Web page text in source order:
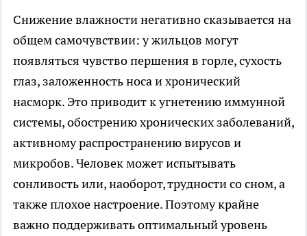
Снижение влажности негативно сказывается на
общем самочувствии: у жильцов могут
появляться чувство першения в горле, сухость
глаз, заложенность носа и хронический
насморк. Это приводит к угнетению иммунной
системы, обострению хронических заболеваний,
активному распространению вирусов и
микробов. Человек может испытывать
сонливость или, наоборот, трудности со сном, а
также плохое настроение. Поэтому крайне
важно поддерживать оптимальный уровень